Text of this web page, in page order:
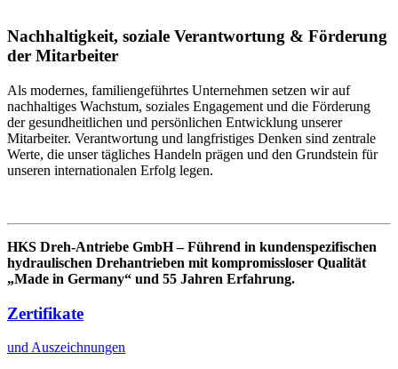
Nachhaltigkeit, soziale Verantwortung & Förderung
der Mitarbeiter
Als modernes, familiengeführtes Unternehmen setzen wir auf
nachhaltiges Wachstum, soziales Engagement und die Förderung
der gesundheitlichen und persönlichen Entwicklung unserer
Mitarbeiter. Verantwortung und langfristiges Denken sind zentrale
Werte, die unser tägliches Handeln prägen und den Grundstein für
unseren internationalen Erfolg legen.
HKS Dreh-Antriebe GmbH – Führend in kundenspezifischen
hydraulischen Drehantrieben mit kompromissloser Qualität
„Made in Germany“ und 55 Jahren Erfahrung.
Zertifikate
und Auszeichnungen